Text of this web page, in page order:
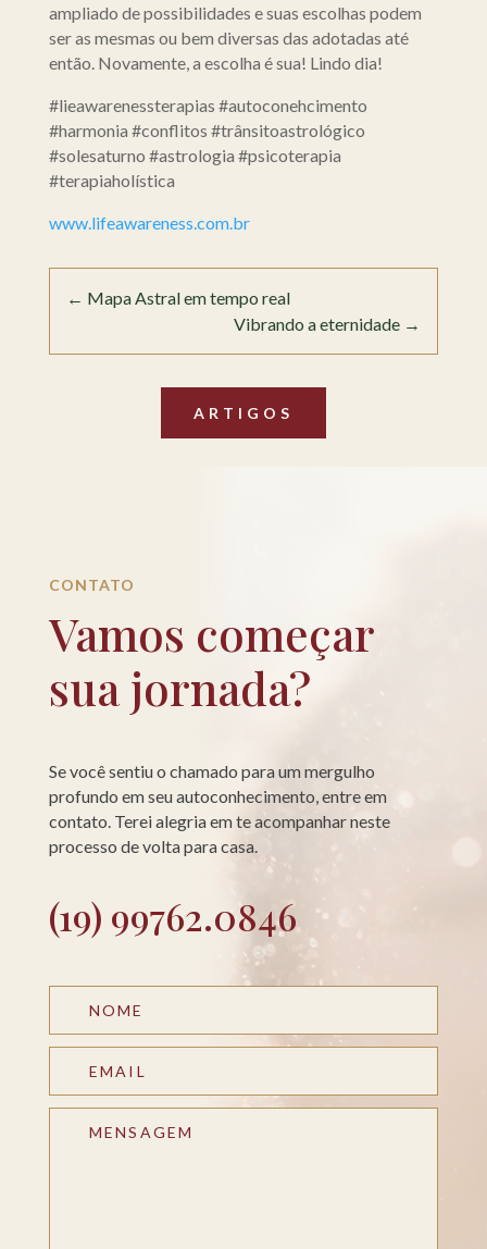
ampliado de possibilidades e suas escolhas podem
ser as mesmas ou bem diversas das adotadas até
então. Novamente, a escolha é sua! Lindo dia!
#lieawarenessterapias #autoconehcimento
#harmonia #conflitos #trânsitoastrológico
#solesaturno #astrologia #psicoterapia
#terapiaholística
www.lifeawareness.com.br
← Mapa Astral em tempo real
Vibrando a eternidade →
ARTIGOS
CONTATO
Vamos começar
sua jornada?
Se você sentiu o chamado para um mergulho
profundo em seu autoconhecimento, entre em
contato. Terei alegria em te acompanhar neste
processo de volta para casa.
(19) 99762.0846